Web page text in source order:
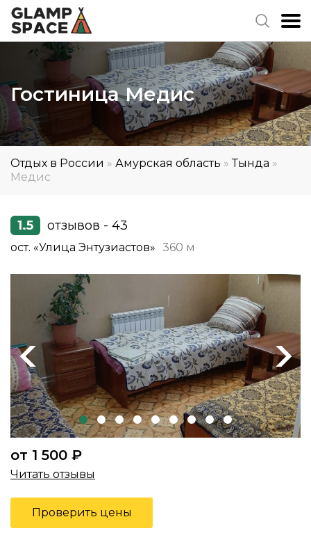
Гостиница Медис
Отдых в России » Амурская область »Тында »
Медис
1.5 отзывов - 43
ост. «Улица Энтузиастов» 360 м
Previous Next
от 1 500 ₽
Читать отзывы
Проверить цены